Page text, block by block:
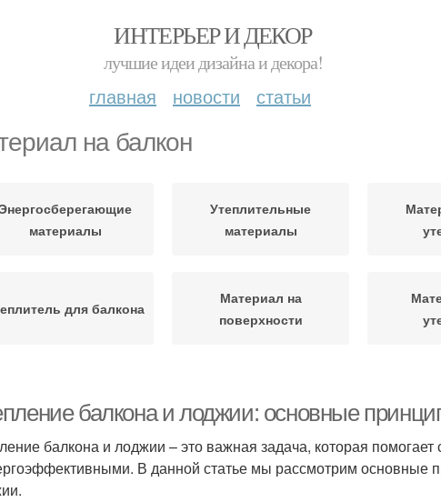
ИНТЕРЬЕР И ДЕКОР
лучшие идеи дизайна и декора!
главная новости статьи
на балкон
материалы
Утеплительные
материалы
для балкона
Материал на
поверхности
балкона и лоджии: основные
балкона и лоджии – это важная задача, которая
В данной статье мы рассмотрим основные